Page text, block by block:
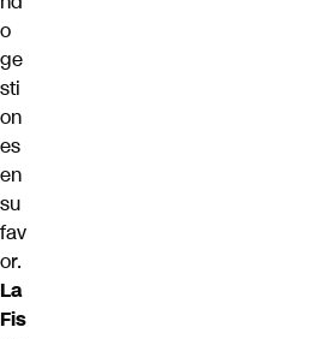
o
ge
sti
on
es
en
su
fav
or.
La
Fis